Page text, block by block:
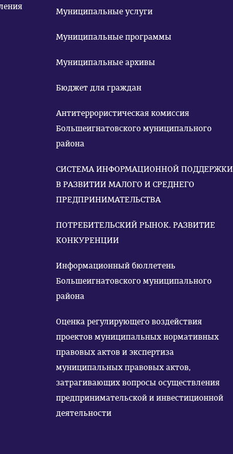
Муниципальные услуги
Муниципальные программы
Муниципальные архивы
Бюджет для граждан
Антитеррористическая комиссия
Большеигнатовского муниципального
района
СИСТЕМА ИНФОРМАЦИОННОЙ ПОДДЕРЖКИ
В РАЗВИТИИ МАЛОГО И СРЕДНЕГО
ПРЕДПРИНИМАТЕЛЬСТВА
ПОТРЕБИТЕЛЬСКИЙ РЫНОК. РАЗВИТИЕ
КОНКУРЕНЦИИ
Информационный бюллетень
Большеигнатовского муниципального
района
Оценка регулирующего воздействия
проектов муниципальных нормативных
правовых актов и экспертиза
муниципальных правовых актов,
затрагивающих вопросы осуществления
предпринимательской и инвестиционной
деятельности